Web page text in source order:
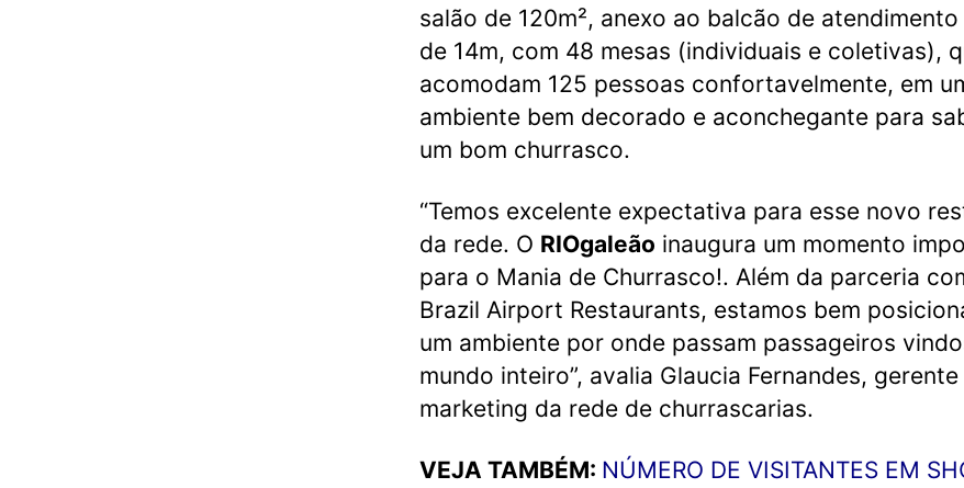
salão de 120m², anexo ao balcão de atendimento
de 14m, com 48 mesas (individuais e coletivas),
acomodam 125 pessoas confortavelmente, em
ambiente bem decorado e aconchegante para
um bom churrasco.
“Temos excelente expectativa para esse novo
da rede. O RIOgaleão inaugura um momento
para o Mania de Churrasco!. Além da parceria
Brazil Airport Restaurants, estamos bem
um ambiente por onde passam passageiros
mundo inteiro”, avalia Glaucia Fernandes,
marketing da rede de churrascarias.
VEJA TAMBÉM: NÚMERO DE VISITANTES EM